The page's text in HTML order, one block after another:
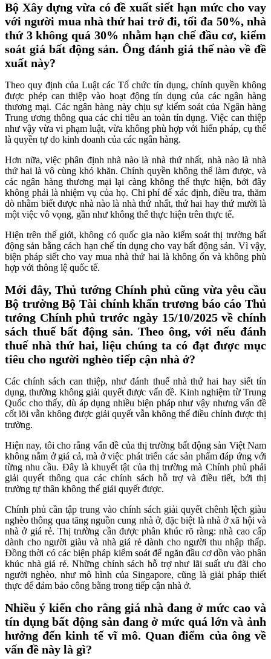
Bộ Xây dựng vừa có đề xuất siết hạn mức cho vay
với người mua nhà thứ hai trở đi, tối đa 50%, nhà
thứ 3 không quá 30% nhằm hạn chế đầu cơ, kiểm
soát giá bất động sản. Ông đánh giá thế nào về đề
xuất này?
Theo quy định của Luật các Tổ chức tín dụng, chính quyền không
được phép can thiệp vào hoạt động tín dụng của các ngân hàng
thương mại. Các ngân hàng này chịu sự kiểm soát của Ngân hàng
Trung ương thông qua các chỉ tiêu an toàn tín dụng. Việc can thiệp
như vậy vừa vi phạm luật, vừa không phù hợp với hiến pháp, cụ thể
là quyền tự do kinh doanh của các ngân hàng.
Hơn nữa, việc phân định nhà nào là nhà thứ nhất, nhà nào là nhà
thứ hai là vô cùng khó khăn. Chính quyền không thể làm được, và
các ngân hàng thương mại lại càng không thể thực hiện, bởi đây
không phải là nhiệm vụ của họ. Chi phí để xác định, điều tra, thăm
dò nhằm biết được nhà nào là nhà thứ nhất, thứ hai hay thứ mười là
một việc vô vọng, gần như không thể thực hiện trên thực tế.
Hiện trên thế giới, không có quốc gia nào kiểm soát thị trường bất
động sản bằng cách hạn chế tín dụng cho vay bất động sản. Vì vậy,
biện pháp siết cho vay mua nhà thứ hai là không ổn và không phù
hợp với thông lệ quốc tế.
Mới đây, Thủ tướng Chính phủ cũng vừa yêu cầu
Bộ trưởng Bộ Tài chính khẩn trương báo cáo Thủ
tướng Chính phủ trước ngày 15/10/2025 về chính
sách thuế bất động sản. Theo ông, với nếu đánh
thuế nhà thứ hai, liệu chúng ta có đạt được mục
tiêu cho người nghèo tiếp cận nhà ở?
Các chính sách can thiệp, như đánh thuế nhà thứ hai hay siết tín
dụng, thường không giải quyết được vấn đề. Kinh nghiệm từ Trung
Quốc cho thấy, dù áp dụng nhiều biện pháp như vậy nhưng vấn đề
cốt lõi vẫn không được giải quyết vẫn không thể điều chỉnh được thị
trường.
Hiện nay, tôi cho rằng vấn đề của thị trường bất động sản Việt Nam
không nằm ở giá cả, mà ở việc phát triển các sản phẩm đáp ứng với
từng nhu cầu. Đây là khuyết tật của thị trường mà Chính phủ phải
giải quyết thông qua các chính sách hỗ trợ và điều tiết, bởi thị
trường tự thân không thể giải quyết được.
Chính phủ cần tập trung vào chính sách giải quyết chênh lệch giàu
nghèo thông qua tăng nguồn cung nhà ở, đặc biệt là nhà ở xã hội và
nhà ở giá rẻ. Thị trường cần được phân khúc rõ ràng: nhà cao cấp
dành cho người giàu và nhà giá rẻ dành cho người thu nhập thấp.
Đồng thời có các biện pháp kiểm soát để ngăn đầu cơ dồn vào phân
khúc nhà giá rẻ. Những chính sách hỗ trợ như lãi suất ưu đãi cho
người nghèo, như mô hình của Singapore, cũng là giải pháp thiết
thực để đảm bảo công bằng trong tiếp cận nhà ở.
Nhiều ý kiến cho rằng giá nhà đang ở mức cao và
tín dụng bất động sản đang ở mức quá lớn và ảnh
hưởng đến kinh tế vĩ mô. Quan điểm của ông về
vấn đề này là gì?